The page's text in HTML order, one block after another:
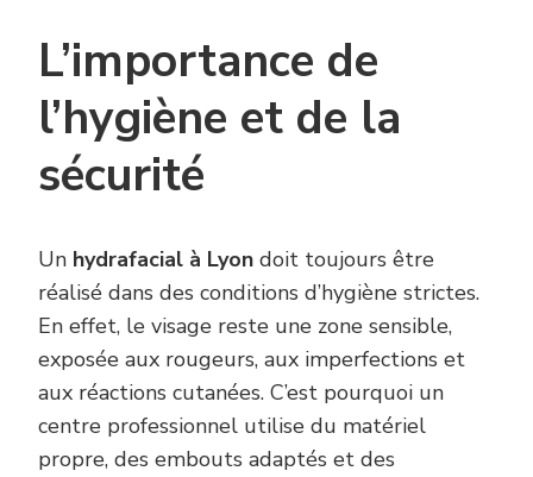
L’importance de
l’hygiène et de la
sécurité
Un hydrafacial à Lyon doit toujours être
réalisé dans des conditions d’hygiène strictes.
En effet, le visage reste une zone sensible,
exposée aux rougeurs, aux imperfections et
aux réactions cutanées. C’est pourquoi un
centre professionnel utilise du matériel
propre, des embouts adaptés et des